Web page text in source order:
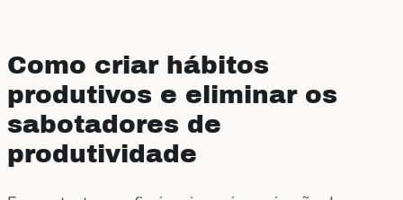
Como criar hábitos
produtivos e eliminar os
sabotadores de
produtividade